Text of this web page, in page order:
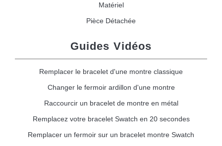
Matériel
Pièce Détachée
Guides Vidéos
Remplacer le bracelet d'une montre classique
Changer le fermoir ardillon d'une montre
Raccourcir un bracelet de montre en métal
Remplacez votre bracelet Swatch en 20 secondes
Remplacer un fermoir sur un bracelet montre Swatch